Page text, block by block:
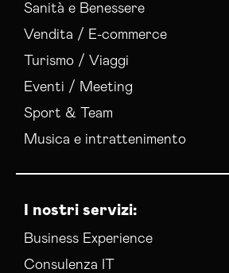
Social Media Advertising Foggia
Social Media Manager Foggia
Sviluppo Ecommerce Foggia
Web Agency Foggia
Sanità e Benessere
Vendita / E-commerce
Turismo / Viaggi
Eventi / Meeting
Sport & Team
Musica e intrattenimento
I nostri servizi:
Business Experience
Consulenza IT